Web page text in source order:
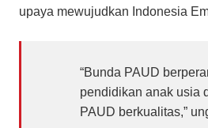
upaya mewujudkan Indonesia
“Bunda PAUD
pendidikan anak usia
PAUD berkualitas,”